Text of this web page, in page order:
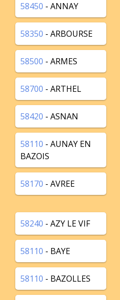
58450 - ANNAY
58350 - ARBOURSE
58500 - ARMES
58700 - ARTHEL
58420 - ASNAN
58110 - AUNAY EN
BAZOIS
58170 - AVREE
58240 - AZY LE VIF
58110 - BAYE
58110 - BAZOLLES